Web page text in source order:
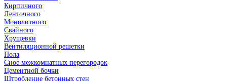
Кирпичного
Ленточного
Монолитного
Свайного
Хрущевки
Вентиляционной решетки
Пола
Снос межкомнатных перегородок
Цементной бочки
Штробление бетонных стен